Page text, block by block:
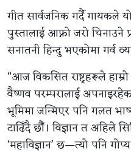
गीत सार्वजनिक गर्दै गायकले
पुस्तालाई आफ्नो जरो
सनातनी हिन्दु भएकोमा गर्व
“आज विकसित राष्ट्रहरूले
वैष्णव परम्परालाई
भूमिमा जन्मिएर पनि गलत
टाढिँदै छौँ। विज्ञान त अहिले
‘महाविज्ञान’ छ—त्यो पनि